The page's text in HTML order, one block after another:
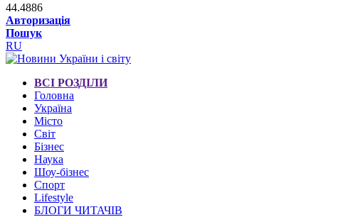
44.4886
Авторизація
Пошук
RU
ВСІ РОЗДІЛИ
Головна
Україна
Місто
Світ
Бізнес
Наука
Шоу-бізнес
Спорт
Lifestyle
БЛОГИ ЧИТАЧІВ